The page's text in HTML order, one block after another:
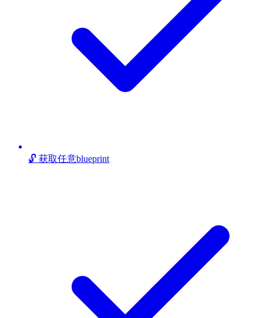
🔓 获取任意blueprint